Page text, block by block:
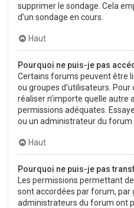
supprimer le sondage. Cela
d’un sondage en cours.
Haut
Pourquoi ne puis-je pas
Certains forums peuvent être
ou groupes d’utilisateurs.
réaliser n’importe quelle autre
permissions adéquates.
ou un administrateur du forum
Haut
Pourquoi ne puis-je pas
Les permissions permettant
sont accordées par forum, par
administrateurs du forum ont